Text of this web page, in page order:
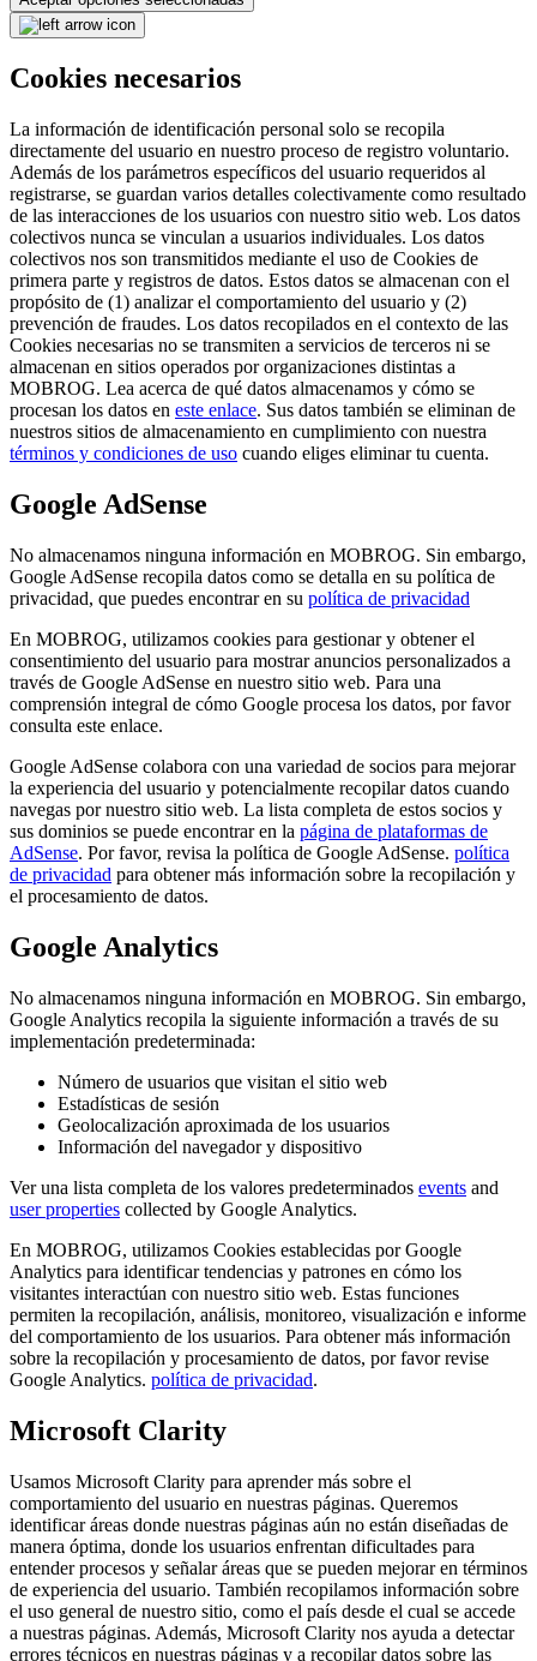
Cookies necesarios
La información de identificación personal solo se recopila
directamente del usuario en nuestro proceso de registro voluntario.
Además de los parámetros específicos del usuario requeridos al
registrarse, se guardan varios detalles colectivamente como resultado
de las interacciones de los usuarios con nuestro sitio web. Los datos
colectivos nunca se vinculan a usuarios individuales. Los datos
colectivos nos son transmitidos mediante el uso de Cookies de
primera parte y registros de datos. Estos datos se almacenan con el
propósito de (1) analizar el comportamiento del usuario y (2)
prevención de fraudes. Los datos recopilados en el contexto de las
Cookies necesarias no se transmiten a servicios de terceros ni se
almacenan en sitios operados por organizaciones distintas a
MOBROG. Lea acerca de qué datos almacenamos y cómo se
procesan los datos en este enlace. Sus datos también se eliminan de
nuestros sitios de almacenamiento en cumplimiento con nuestra
términos y condiciones de uso cuando eliges eliminar tu cuenta.
Google AdSense
No almacenamos ninguna información en MOBROG. Sin embargo,
Google AdSense recopila datos como se detalla en su política de
privacidad, que puedes encontrar en su política de privacidad
En MOBROG, utilizamos cookies para gestionar y obtener el
consentimiento del usuario para mostrar anuncios personalizados a
través de Google AdSense en nuestro sitio web. Para una
comprensión integral de cómo Google procesa los datos, por favor
consulta este enlace.
Google AdSense colabora con una variedad de socios para mejorar
la experiencia del usuario y potencialmente recopilar datos cuando
navegas por nuestro sitio web. La lista completa de estos socios y
sus dominios se puede encontrar en la página de plataformas de
AdSense. Por favor, revisa la política de Google AdSense. política
de privacidad para obtener más información sobre la recopilación y
el procesamiento de datos.
Google Analytics
No almacenamos ninguna información en MOBROG. Sin embargo,
Google Analytics recopila la siguiente información a través de su
implementación predeterminada:
Número de usuarios que visitan el sitio web
Estadísticas de sesión
Geolocalización aproximada de los usuarios
Información del navegador y dispositivo
Ver una lista completa de los valores predeterminados events and
user properties collected by Google Analytics.
En MOBROG, utilizamos Cookies establecidas por Google
Analytics para identificar tendencias y patrones en cómo los
visitantes interactúan con nuestro sitio web. Estas funciones
permiten la recopilación, análisis, monitoreo, visualización e informe
del comportamiento de los usuarios. Para obtener más información
sobre la recopilación y procesamiento de datos, por favor revise
Google Analytics. política de privacidad.
Microsoft Clarity
Usamos Microsoft Clarity para aprender más sobre el
comportamiento del usuario en nuestras páginas. Queremos
identificar áreas donde nuestras páginas aún no están diseñadas de
manera óptima, donde los usuarios enfrentan dificultades para
entender procesos y señalar áreas que se pueden mejorar en términos
de experiencia del usuario. También recopilamos información sobre
el uso general de nuestro sitio, como el país desde el cual se accede
a nuestras páginas. Además, Microsoft Clarity nos ayuda a detectar
errores técnicos en nuestras páginas y a recopilar datos sobre las